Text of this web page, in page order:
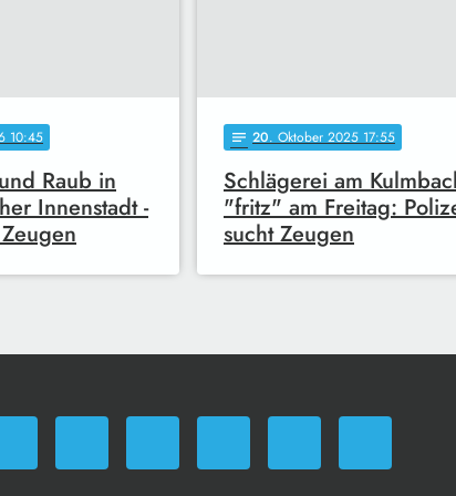
10:45
Raub in
Innenstadt -
notes 20. Oktober 2025 17:55
Schlägerei am
"fritz" am Freitag:
sucht Zeugen